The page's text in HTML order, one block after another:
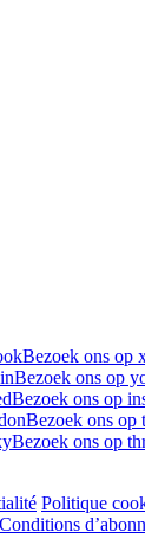
Bezoek ons op
Bezoek ons op
Bezoek ons op
Bezoek ons op
Bezoek ons op
Politique
Conditions